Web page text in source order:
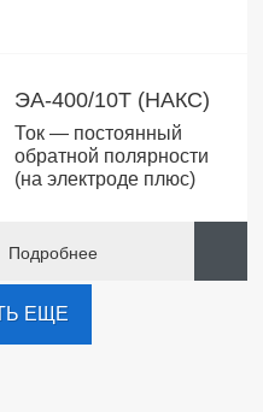
ЭА-400/10T (НАКС)
Ток — постоянный
обратной полярности
(на электроде плюс)
Подробнее
ЕЩЕ